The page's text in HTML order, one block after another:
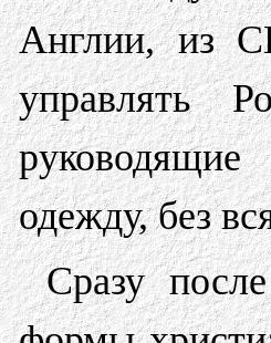
Англии, из
управлять
одежду, без
Сразу